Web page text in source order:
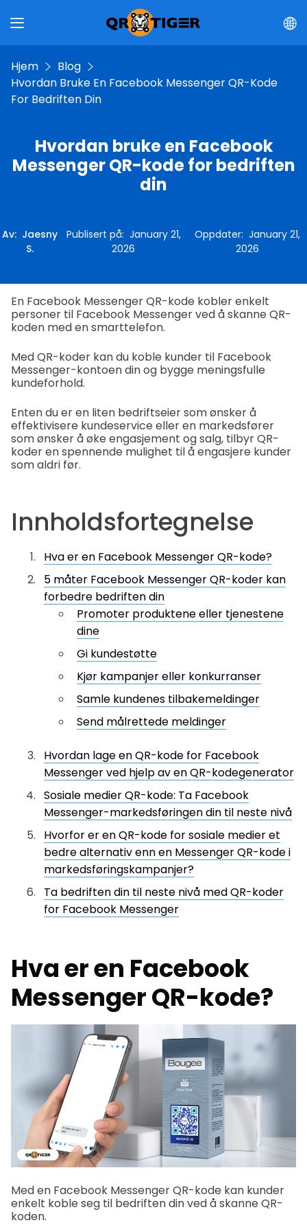
Hjem
Blog
Hvordan Bruke En Facebook Messenger QR-Kode
For Bedriften Din
Hvordan bruke en Facebook
Messenger QR-kode for bedriften
din
Av: Jaesny
S.
Publisert på: January 21,
2026
Oppdater: January 21,
2026
En Facebook Messenger QR-kode kobler enkelt
personer til Facebook Messenger ved å skanne QR-
koden med en smarttelefon.
Med QR-koder kan du koble kunder til Facebook
Messenger-kontoen din og bygge meningsfulle
kundeforhold.
Enten du er en liten bedriftseier som ønsker å
effektivisere kundeservice eller en markedsfører
som ønsker å øke engasjement og salg, tilbyr QR-
koder en spennende mulighet til å engasjere kunder
som aldri før.
Innholdsfortegnelse
Hva er en Facebook Messenger QR-kode?
5 måter Facebook Messenger QR-koder kan
forbedre bedriften din
Promoter produktene eller tjenestene
dine
Gi kundestøtte
Kjør kampanjer eller konkurranser
Samle kundenes tilbakemeldinger
Send målrettede meldinger
Hvordan lage en QR-kode for Facebook
Messenger ved hjelp av en QR-kodegenerator
Sosiale medier QR-kode: Ta Facebook
Messenger-markedsføringen din til neste nivå
Hvorfor er en QR-kode for sosiale medier et
bedre alternativ enn en Messenger QR-kode i
markedsføringskampanjer?
Ta bedriften din til neste nivå med QR-koder
for Facebook Messenger
Hva er en Facebook
Messenger QR-kode?
Med en Facebook Messenger QR-kode kan kunder
enkelt koble seg til bedriften din ved å skanne QR-
koden.